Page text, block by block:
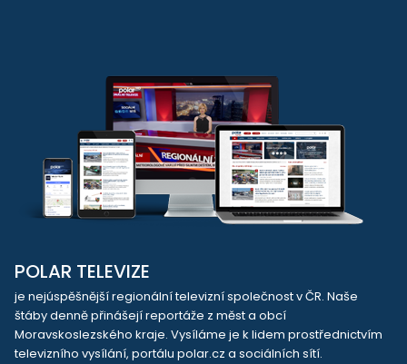
POLAR TELEVIZE
je nejúspěšnější regionální televizní společnost v ČR. Naše
štáby denně přinášejí reportáže z měst a obcí
Moravskoslezského kraje. Vysíláme je k lidem prostřednictvím
televizního vysílání, portálu polar.cz a sociálních sítí.